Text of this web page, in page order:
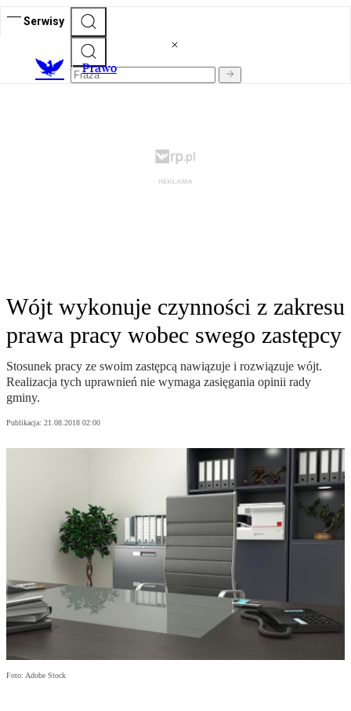
Serwisy
Prawo
Wójt wykonuje czynności z zakresu
prawa pracy wobec swego zastępcy
Stosunek pracy ze swoim zastępcą nawiązuje i rozwiązuje wójt.
Realizacja tych uprawnień nie wymaga zasięgania opinii rady
gminy.
Publikacja: 21.08.2018 02:00
Foto: Adobe Stock